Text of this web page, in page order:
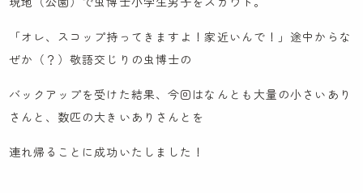
「オレ、スコップ持ってきますよ！家近いんで！」途中からな
ぜか（？）敬語交じりの虫博士の
バックアップを受けた結果、今回はなんとも大量の小さいあり
さんと、数匹の大きいありさんとを
連れ帰ることに成功いたしました！